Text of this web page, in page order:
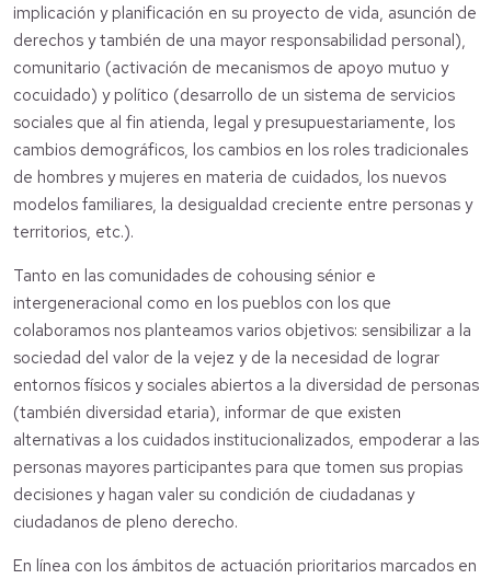
implicación y planificación en su proyecto de vida, asunción de
derechos y también de una mayor responsabilidad personal),
comunitario (activación de mecanismos de apoyo mutuo y
cocuidado) y político (desarrollo de un sistema de servicios
sociales que al fin atienda, legal y presupuestariamente, los
cambios demográficos, los cambios en los roles tradicionales
de hombres y mujeres en materia de cuidados, los nuevos
modelos familiares, la desigualdad creciente entre personas y
territorios, etc.).
Tanto en las comunidades de cohousing sénior e
intergeneracional como en los pueblos con los que
colaboramos nos planteamos varios objetivos: sensibilizar a la
sociedad del valor de la vejez y de la necesidad de lograr
entornos físicos y sociales abiertos a la diversidad de personas
(también diversidad etaria), informar de que existen
alternativas a los cuidados institucionalizados, empoderar a las
personas mayores participantes para que tomen sus propias
decisiones y hagan valer su condición de ciudadanas y
ciudadanos de pleno derecho.
En línea con los ámbitos de actuación prioritarios marcados en